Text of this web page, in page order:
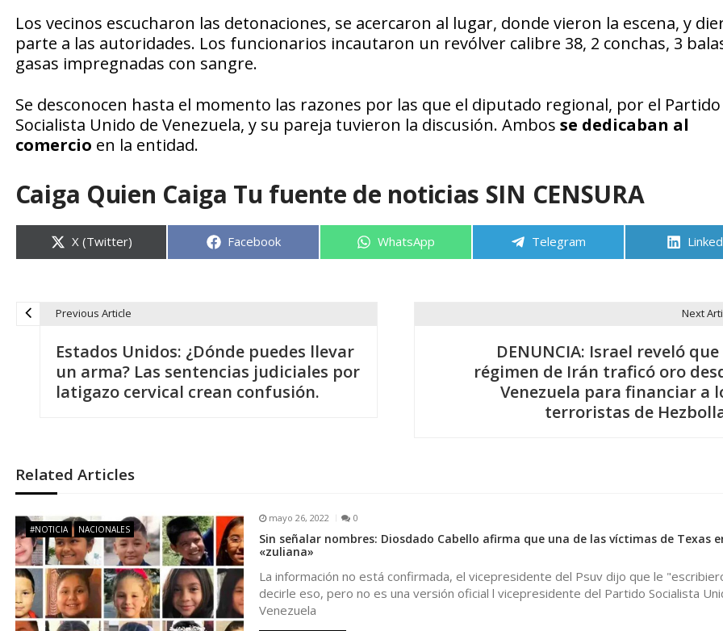
Los vecinos escucharon las detonaciones, se acercaron al lugar, donde vieron la escena, y
parte a las autoridades. Los funcionarios incautaron un revólver calibre 38, 2 conchas, 3
gasas impregnadas con sangre.
Se desconocen hasta el momento las razones por las que el diputado regional, por el Partido
Socialista Unido de Venezuela, y su pareja tuvieron la discusión. Ambos se dedicaban al
comercio en la entidad.
Caiga Quien Caiga Tu fuente de noticias SIN CENSURA
Compartir
en
X (Twitter) Compartir
Facebook Compartir
WhatsApp Compartir
Telegram
g
a
c
i
Previous Article
Estados Unidos: ¿Dónde puedes llevar
un arma? Las sentencias judiciales por
latigazo cervical crean confusión.
Next
DENUNCIA: Israel reveló que
régimen de Irán traficó oro
Venezuela para financiar a
terroristas de
Related Articles
#NOTICIA NACIONALES
mayo 26, 2022 0
Sin señalar nombres: Diosdado Cabello afirma que una de las víctimas de Texas
«zuliana»
La información no está confirmada, el vicepresidente del Psuv dijo que le
decirle eso, pero no es una versión oficial l vicepresidente del Partido Socialista
Venezuela